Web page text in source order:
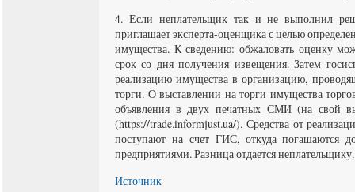
4. Если неплательщик так и не выполнил
приглашает эксперта-оценщика с целью
имущества. К сведению: обжаловать оценку
срок со дня получения извещения. Затем
реализацию имущества в организацию,
торги. О выставлении на торги имущества
объявления в двух печатных СМИ (на свой
(https://trade.informjust.ua/). Средства от
поступают на счет ГИС, откуда погашаются
предприятиями. Разница отдается неплательщику.
Источник